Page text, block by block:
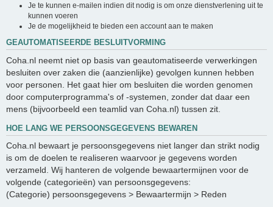
Je te kunnen e-mailen indien dit nodig is om onze dienstverlening uit te
kunnen voeren
Je de mogelijkheid te bieden een account aan te maken
GEAUTOMATISEERDE BESLUITVORMING
Coha.nl neemt niet op basis van geautomatiseerde verwerkingen
besluiten over zaken die (aanzienlijke) gevolgen kunnen hebben
voor personen. Het gaat hier om besluiten die worden genomen
door computerprogramma's of -systemen, zonder dat daar een
mens (bijvoorbeeld een teamlid van Coha.nl) tussen zit.
HOE LANG WE PERSOONSGEGEVENS BEWAREN
Coha.nl bewaart je persoonsgegevens niet langer dan strikt nodig
is om de doelen te realiseren waarvoor je gegevens worden
verzameld. Wij hanteren de volgende bewaartermijnen voor de
volgende (categorieën) van persoonsgegevens:
(Categorie) persoonsgegevens > Bewaartermijn > Reden